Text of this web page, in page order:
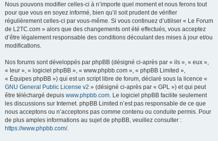
Nous pouvons modifier celles-ci à n’importe quel moment et nous ferons tout
pour que vous en soyez informé, bien qu’il soit prudent de vérifier
régulièrement celles-ci par vous-même. Si vous continuez d’utiliser « Le Forum
de L2TC.com » alors que des changements ont été effectués, vous acceptez
d’être légalement responsable des conditions découlant des mises à jour et/ou
modifications.
Nos forums sont développés par phpBB (désigné ci-après par « ils », « eux »,
« leur », « logiciel phpBB », « www.phpbb.com », « phpBB Limited »,
« Équipes phpBB ») qui est un script libre de forum, déclaré sous la licence «
GNU General Public License v2 » (désigné ci-après par « GPL ») et qui peut
être téléchargé depuis www.phpbb.com. Le logiciel phpBB facilite seulement
les discussions sur Internet. phpBB Limited n’est pas responsable de ce que
nous acceptons ou n’acceptons pas comme contenu ou conduite permis. Pour
de plus amples informations au sujet de phpBB, veuillez consulter :
https://www.phpbb.com/.